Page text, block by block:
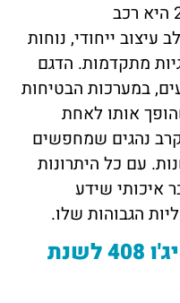
פיג'ו 408 החדשה לשנת 2025 היא רכב
ייחודי, נוחות
מתקדמות. הדגם
במערכות הבטיחות
אותו לאחת
נהגים שמחפשים
עם כל היתרונות
איכותי שידע
הגבוהות שלו.
איזה מצבר מתאים לפיג'ו 408 לשנת